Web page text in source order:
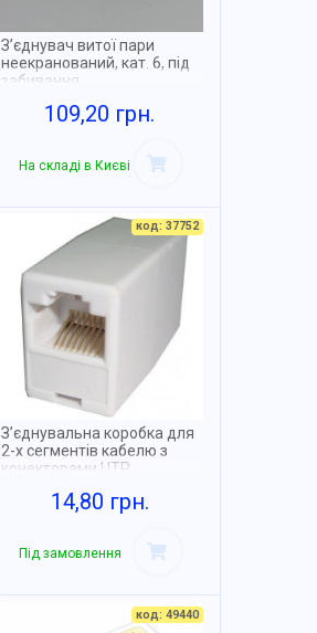
З’єднувач витої пари
неекранований, кат. 6, під
забивання
109,20 грн.
На складі в Києві
код: 37752
З’єднувальна коробка для
2-х сегментів кабелю з
конекторами UTP
14,80 грн.
Під замовлення
код: 49440